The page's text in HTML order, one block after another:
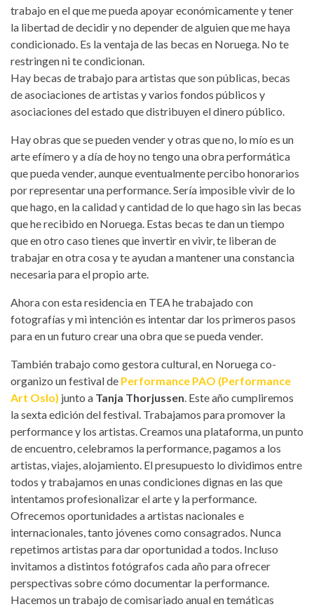
trabajo en el que me pueda apoyar económicamente y tener
la libertad de decidir y no depender de alguien que me haya
condicionado. Es la ventaja de las becas en Noruega. No te
restringen ni te condicionan.
Hay becas de trabajo para artistas que son públicas, becas
de asociaciones de artistas y varios fondos públicos y
asociaciones del estado que distribuyen el dinero público.
Hay obras que se pueden vender y otras que no, lo mío es un
arte efímero y a día de hoy no tengo una obra performática
que pueda vender, aunque eventualmente percibo honorarios
por representar una performance. Sería imposible vivir de lo
que hago, en la calidad y cantidad de lo que hago sin las becas
que he recibido en Noruega. Estas becas te dan un tiempo
que en otro caso tienes que invertir en vivir, te liberan de
trabajar en otra cosa y te ayudan a mantener una constancia
necesaria para el propio arte.
Ahora con esta residencia en TEA he trabajado con
fotografías y mi intención es intentar dar los primeros pasos
para en un futuro crear una obra que se pueda vender.
También trabajo como gestora cultural, en Noruega co-
organizo un festival de Performance PAO (Performance
Art Oslo) junto a Tanja Thorjussen. Este año cumpliremos
la sexta edición del festival. Trabajamos para promover la
performance y los artistas. Creamos una plataforma, un punto
de encuentro, celebramos la performance, pagamos a los
artistas, viajes, alojamiento. El presupuesto lo dividimos entre
todos y trabajamos en unas condiciones dignas en las que
intentamos profesionalizar el arte y la performance.
Ofrecemos oportunidades a artistas nacionales e
internacionales, tanto jóvenes como consagrados. Nunca
repetimos artistas para dar oportunidad a todos. Incluso
invitamos a distintos fotógrafos cada año para ofrecer
perspectivas sobre cómo documentar la performance.
Hacemos un trabajo de comisariado anual en temáticas